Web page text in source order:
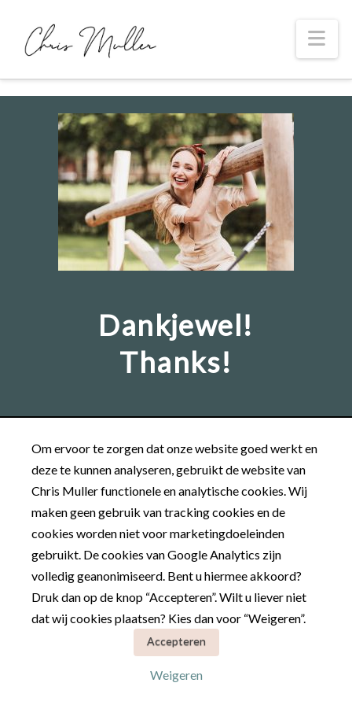
Dankjewel!
Thanks!
Om ervoor te zorgen dat onze website goed werkt en
deze te kunnen analyseren, gebruikt de website van
Chris Muller functionele en analytische cookies. Wij
maken geen gebruik van tracking cookies en de
cookies worden niet voor marketingdoeleinden
gebruikt. De cookies van Google Analytics zijn
volledig geanonimiseerd. Bent u hiermee akkoord?
Druk dan op de knop “Accepteren”. Wilt u liever niet
dat wij cookies plaatsen? Kies dan voor “Weigeren”.
Accepteren
Weigeren